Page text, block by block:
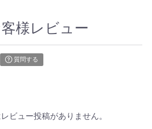
様レビュー
質問する
ビュー投稿がありません。